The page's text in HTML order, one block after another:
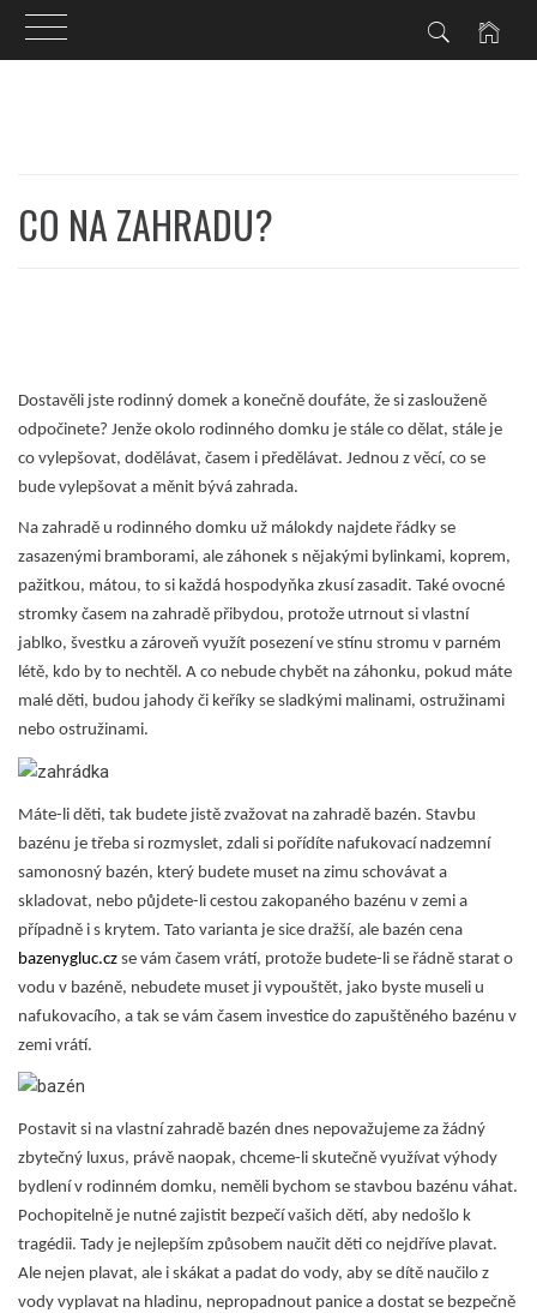
CO NA ZAHRADU?
Dostavěli jste rodinný domek a konečně doufáte, že si zaslouženě
odpočinete? Jenže okolo rodinného domku je stále co dělat, stále je
co vylepšovat, dodělávat, časem i předělávat. Jednou z věcí, co se
bude vylepšovat a měnit bývá zahrada.
Na zahradě u rodinného domku už málokdy najdete řádky se
zasazenými bramborami, ale záhonek s nějakými bylinkami, koprem,
pažitkou, mátou, to si každá hospodyňka zkusí zasadit. Také ovocné
stromky časem na zahradě přibydou, protože utrnout si vlastní
jablko, švestku a zároveň využít posezení ve stínu stromu v parném
létě, kdo by to nechtěl. A co nebude chybět na záhonku, pokud máte
malé děti, budou jahody či keříky se sladkými malinami, ostružinami
nebo ostružinami.
Máte-li děti, tak budete jistě zvažovat na zahradě bazén. Stavbu
bazénu je třeba si rozmyslet, zdali si pořídíte nafukovací nadzemní
samonosný bazén, který budete muset na zimu schovávat a
skladovat, nebo půjdete-li cestou zakopaného bazénu v zemi a
případně i s krytem. Tato varianta je sice dražší, ale bazén cena
bazenygluc.cz se vám časem vrátí, protože budete-li se řádně starat o
vodu v bazéně, nebudete muset ji vypouštět, jako byste museli u
nafukovacího, a tak se vám časem investice do zapuštěného bazénu v
zemi vrátí.
Postavit si na vlastní zahradě bazén dnes nepovažujeme za žádný
zbytečný luxus, právě naopak, chceme-li skutečně využívat výhody
bydlení v rodinném domku, neměli bychom se stavbou bazénu váhat.
Pochopitelně je nutné zajistit bezpečí vašich dětí, aby nedošlo k
tragédii. Tady je nejlepším způsobem naučit děti co nejdříve plavat.
Ale nejen plavat, ale i skákat a padat do vody, aby se dítě naučilo z
vody vyplavat na hladinu, nepropadnout panice a dostat se bezpečně